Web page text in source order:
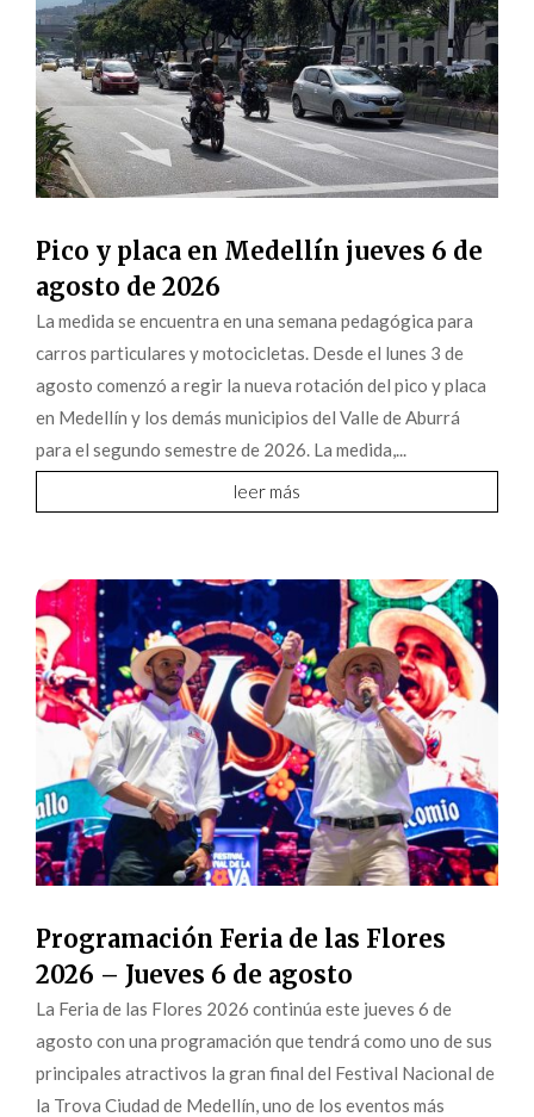
Pico y placa en Medellín jueves 6 de
agosto de 2026
La medida se encuentra en una semana pedagógica para
carros particulares y motocicletas. Desde el lunes 3 de
agosto comenzó a regir la nueva rotación del pico y placa
en Medellín y los demás municipios del Valle de Aburrá
para el segundo semestre de 2026. La medida,...
leer más
Programación Feria de las Flores
2026 – Jueves 6 de agosto
La Feria de las Flores 2026 continúa este jueves 6 de
agosto con una programación que tendrá como uno de sus
principales atractivos la gran final del Festival Nacional de
la Trova Ciudad de Medellín, uno de los eventos más